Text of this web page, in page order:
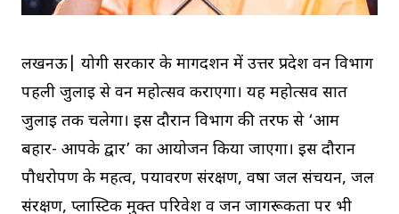
लखनऊ| योगी सरकार के मार्गदर्शन में उत्तर प्रदेश वन विभाग
पहली जुलाई से वन महोत्सव कराएगा। यह महोत्सव सात
जुलाई तक चलेगा। इस दौरान विभाग की तरफ से ‘आम
बहार- आपके द्वार’ का आयोजन किया जाएगा। इस दौरान
पौधरोपण के महत्व, पर्यावरण संरक्षण, वर्षा जल संचयन, जल
संरक्षण, प्लास्टिक मुक्त परिवेश व जन जागरूकता पर भी